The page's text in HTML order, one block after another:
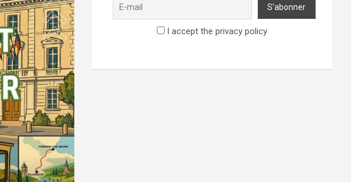
I accept the privacy policy